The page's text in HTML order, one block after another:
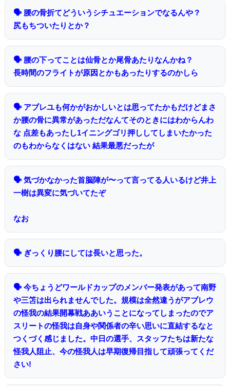
🗣 腰の骨折てどういうシチュエーションでなるんや？
尻もちついたりとか？
🗣 腰の下ってことは仙骨とか尾骨あたりなんかね？
長時間のフライトが原因とかもあったりするのかしら
🗣 アブレユも何かがおかしいとは思ってたかもだけどまさ
か腰の骨に異常があっただなんてそのときにはわからんわ
な 点差もあったし1イニングゴリ押ししてしまいたかった
のもわからなくはない 結果最悪だったが
🗣 気づかなかった首脳陣が〜って言ってる人いるけど井上
一樹は異変に気づいてたぞ
なお
🗣 ぎっくり腰にしては長いと思った。
🗣 今ちょうどワールドカップのメンバー発表があって南野
や三笘は出られませんでした。規模は全然違うがアブレウ
の怪我の結果開幕戦ああいうことになってしまったのでア
スリートの怪我は自身や関係者の辛い思いに直結するなと
つくづく感じました。中日の選手、スタッフたちは新たな
怪我人阻止、今の怪我人は早期復帰目指して頑張ってくだ
さい!